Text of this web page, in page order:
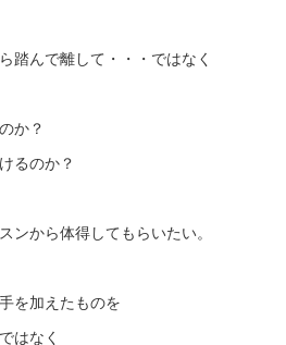
踏んで離して・・・ではなく
か？
るのか？
ンから体得してもらいたい。
を加えたものを
はなく